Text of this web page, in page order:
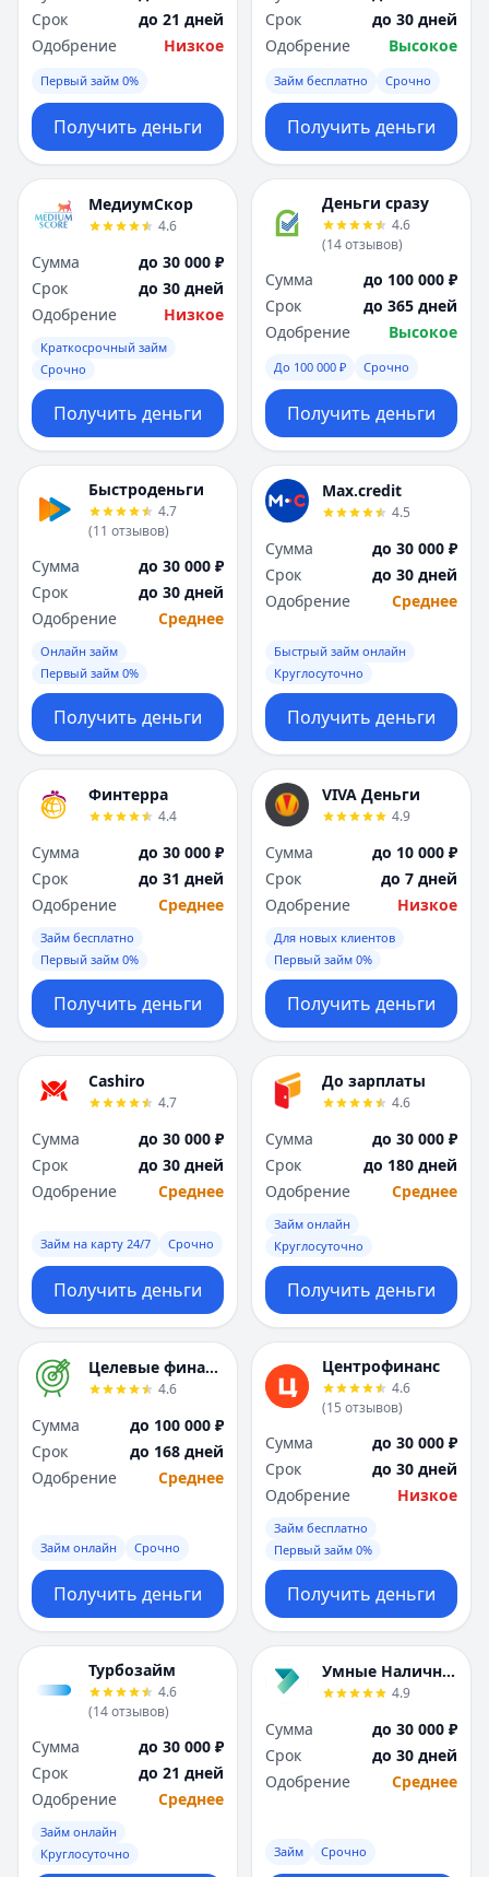
Срок
до 21 дней
Одобрение
Низкое
Первый займ 0%
Получить деньги
Срок
до 30 дней
Одобрение
Высокое
Займ бесплатно Срочно
Получить деньги
МедиумСкор
4.6
Сумма
до 30 000 ₽
Срок
до 30 дней
Одобрение
Низкое
Краткосрочный займ
Срочно
Получить деньги
Деньги сразу
4.6
(14отзывов)
Сумма
до 100 000 ₽
Срок
до 365 дней
Одобрение
Высокое
До 100 000 ₽ Срочно
Получить деньги
Быстроденьги
4.7
(11 отзывов)
Сумма
до 30 000 ₽
Срок
до 30 дней
Одобрение
Среднее
Онлайн займ
Первый займ 0%
Получить деньги
Max.credit
4.5
Сумма
до 30 000 ₽
Срок
до 30 дней
Одобрение
Среднее
Быстрый займ онлайн
Круглосуточно
Получить деньги
Финтерра
4.4
Сумма
до 30 000 ₽
Срок
до 31 дней
Одобрение
Среднее
Займ бесплатно
Первый займ 0%
Получить деньги
VIVA Деньги
4.9
Сумма
до 10 000 ₽
Срок
до 7 дней
Одобрение
Низкое
Для новых клиентов
Первый займ 0%
Получить деньги
Cashiro
4.7
Сумма
до 30 000 ₽
Срок
до 30 дней
Одобрение
Среднее
Займ на карту 24/7 Срочно
Получить деньги
До зарплаты
4.6
Сумма
до 30 000 ₽
Срок
до 180 дней
Одобрение
Среднее
Займ онлайн
Круглосуточно
Получить деньги
Целевые финансы
4.6
Сумма
до 100 000 ₽
Срок
до 168 дней
Одобрение
Среднее
Займ онлайн Срочно
Получить деньги
Центрофинанс
4.6
(15 отзывов)
Сумма
до 30 000 ₽
Срок
до 30 дней
Одобрение
Низкое
Займ бесплатно
Первый займ 0%
Получить деньги
Турбозайм
4.6
(14отзывов)
Сумма
до 30 000 ₽
Срок
до 21 дней
Одобрение
Среднее
Займ онлайн
Круглосуточно
Умные Наличные
4.9
Сумма
до 30 000 ₽
Срок
до 30 дней
Одобрение
Среднее
Займ Срочно